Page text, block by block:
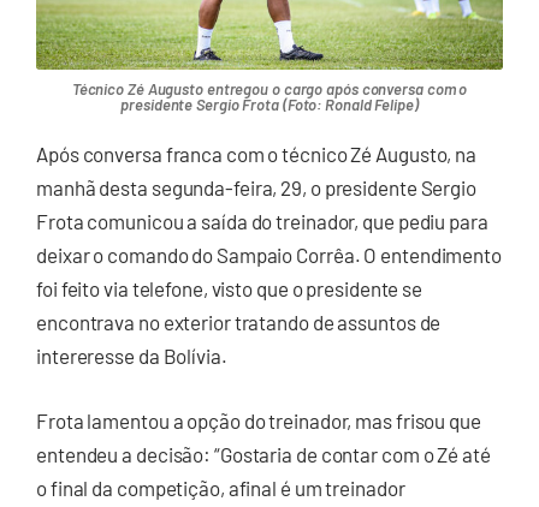
Técnico Zé Augusto entregou o cargo após conversa com o
presidente Sergio Frota (Foto: Ronald Felipe)
Após conversa franca com o técnico Zé Augusto, na
manhã desta segunda-feira, 29, o presidente Sergio
Frota comunicou a saída do treinador, que pediu para
deixar o comando do Sampaio Corrêa. O entendimento
foi feito via telefone, visto que o presidente se
encontrava no exterior tratando de assuntos de
intereresse da Bolívia.
Frota lamentou a opção do treinador, mas frisou que
entendeu a decisão: “Gostaria de contar com o Zé até
o final da competição, afinal é um treinador